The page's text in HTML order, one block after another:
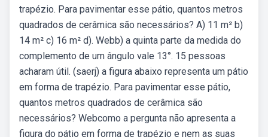
trapézio. Para pavimentar esse pátio, quantos metros
quadrados de cerâmica são necessários? A) 11 m² b)
14 m² c) 16 m² d). Webb) a quinta parte da medida do
complemento de um ângulo vale 13°. 15 pessoas
acharam útil. (saerj) a figura abaixo representa um pátio
em forma de trapézio. Para pavimentar esse pátio,
quantos metros quadrados de cerâmica são
necessários? Webcomo a pergunta não apresenta a
figura do pátio em forma de trapézio e nem as suas